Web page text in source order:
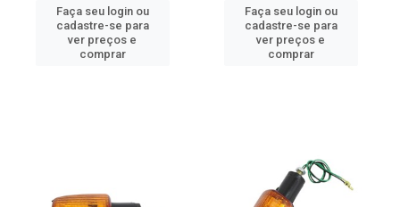
Faça seu login ou
cadastre-se para
ver preços e
comprar
Faça seu login ou
cadastre-se para
ver preços e
comprar